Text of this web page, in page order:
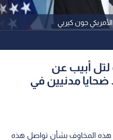
جون كيربي
أبيب عن
مدنيين في
هذه المخاوف بشأن تواصل هذه